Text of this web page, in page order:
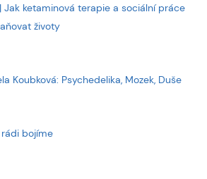
Jak ketaminová terapie a sociální práce
životy
Koubková: Psychedelika, Mozek, Duše
rádi bojíme